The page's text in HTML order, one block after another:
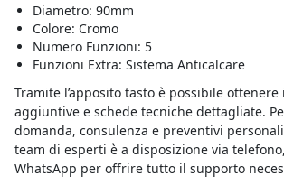
Diametro: 90mm
Colore: Cromo
Numero Funzioni: 5
Funzioni Extra: Sistema Anticalcare
Tramite l’apposito tasto è possibile
aggiuntive e schede tecniche dettagliate.
domanda, consulenza e preventivi
team di esperti è a disposizione via
WhatsApp per offrire tutto il supporto